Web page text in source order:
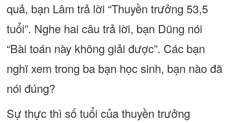
quả, bạn Lâm trả lời “Thuyền trưởng 53,5
tuổi”. Nghe hai câu trả lời, bạn Dũng nói
“Bài toán này không giải được”. Các bạn
nghĩ xem trong ba bạn học sinh, bạn nào đã
nói đúng?
Sự thực thì số tuổi của thuyền trưởng